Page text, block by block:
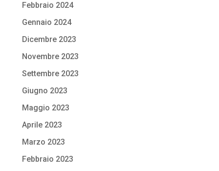
Febbraio 2024
Gennaio 2024
Dicembre 2023
Novembre 2023
Settembre 2023
Giugno 2023
Maggio 2023
Aprile 2023
Marzo 2023
Febbraio 2023